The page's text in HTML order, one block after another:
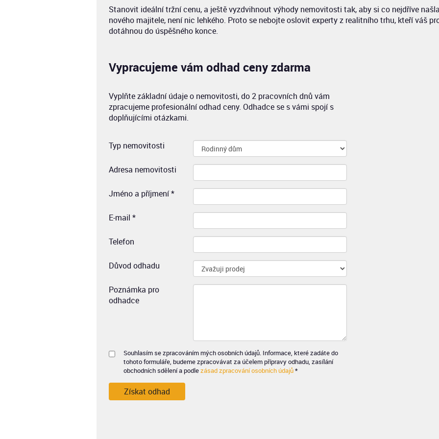
Stanovit ideální tržní cenu, a ještě vyzdvihnout výhody nemovitosti tak, aby si co nejdříve
nového majitele, není nic lehkého. Proto se nebojte oslovit experty z realitního trhu, kteří váš
dotáhnou do úspěšného konce.
Vypracujeme vám odhad ceny zdarma
Vyplňte základní údaje o nemovitosti, do 2 pracovních dnů vám
zpracujeme profesionální odhad ceny. Odhadce se s vámi spojí s
doplňujícími otázkami.
Typ nemovitosti
Adresa nemovitosti
Jméno a příjmení *
E-mail *
Telefon
Důvod odhadu
Poznámka pro
odhadce
Souhlasím se zpracováním mých osobních údajů. Informace, které zadáte do
tohoto formuláře, budeme zpracovávat za účelem přípravy odhadu, zasílání
obchodních sdělení a podlezásad zpracování osobních údajů*
Získat odhad